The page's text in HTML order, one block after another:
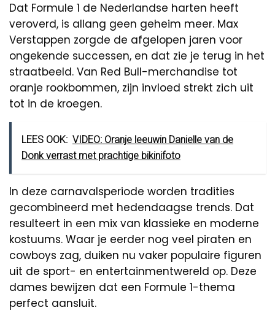
Dat Formule 1 de Nederlandse harten heeft
veroverd, is allang geen geheim meer. Max
Verstappen zorgde de afgelopen jaren voor
ongekende successen, en dat zie je terug in het
straatbeeld. Van Red Bull-merchandise tot
oranje rookbommen, zijn invloed strekt zich uit
tot in de kroegen.
LEES OOK: VIDEO: Oranje leeuwin Danielle van de
Donk verrast met prachtige bikinifoto
In deze carnavalsperiode worden tradities
gecombineerd met hedendaagse trends. Dat
resulteert in een mix van klassieke en moderne
kostuums. Waar je eerder nog veel piraten en
cowboys zag, duiken nu vaker populaire figuren
uit de sport- en entertainmentwereld op. Deze
dames bewijzen dat een Formule 1-thema
perfect aansluit.